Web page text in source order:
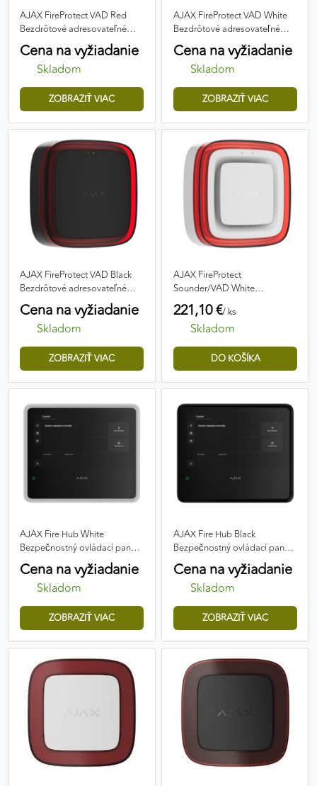
AJAX FireProtect VAD Red
Bezdrôtové adresovateľné
vizuálne požiarne poplašné
zariadenie
Cena na vyžiadanie
Skladom
ZOBRAZIŤ VIAC
AJAX FireProtect VAD White
Bezdrôtové adresovateľné
vizuálne požiarne poplašné
zariadenie
Cena na vyžiadanie
Skladom
ZOBRAZIŤ VIAC
AJAX FireProtect VAD Black
Bezdrôtové adresovateľné
vizuálne požiarne poplašné
zariadenie
Cena na vyžiadanie
Skladom
ZOBRAZIŤ VIAC
AJAX FireProtect
Sounder/VAD White
Bezdrôtové adresovateľné
zariadenie so sirénou a
vizuálnym varovaním
221,10 €/ ks
Skladom
AJAX Fire Hub White
Bezpečnostný ovládací panel
požiarneho systému
Cena na vyžiadanie
Skladom
ZOBRAZIŤ VIAC
AJAX Fire Hub Black
Bezpečnostný ovládací panel
požiarneho systému
Cena na vyžiadanie
Skladom
ZOBRAZIŤ VIAC